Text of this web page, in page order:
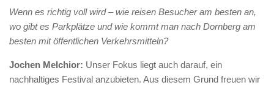
Wenn es richtig voll wird – wie reisen Besucher am besten an,
wo gibt es Parkplätze und wie kommt man nach Dornberg am
besten mit öffentlichen Verkehrsmitteln?
Jochen Melchior: Unser Fokus liegt auch darauf, ein
nachhaltiges Festival anzubieten. Aus diesem Grund freuen wir